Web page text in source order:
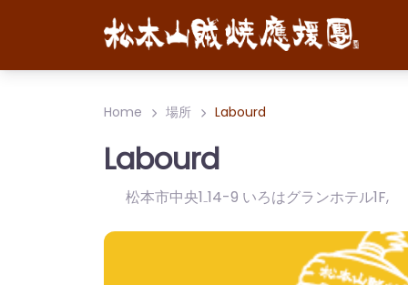
Home 場所 Labourd
Labourd
松本市中央1₋14-9 いろはグランホテル1F,